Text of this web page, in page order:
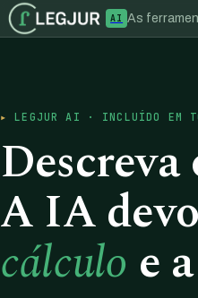
AI As
LEGJUR AI · INCLUÍDO EM
Descreva
A IA
cálculo e a